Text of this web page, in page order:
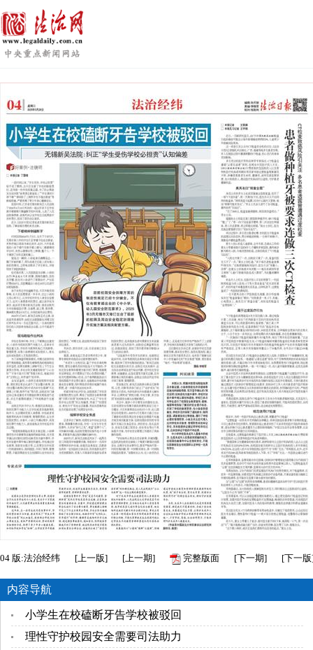
04 版:法治经纬 [上一版] [上一期] 完整版面 [下一期] [下一版
内容导航
小学生在校磕断牙告学校被驳回
理性守护校园安全需要司法助力